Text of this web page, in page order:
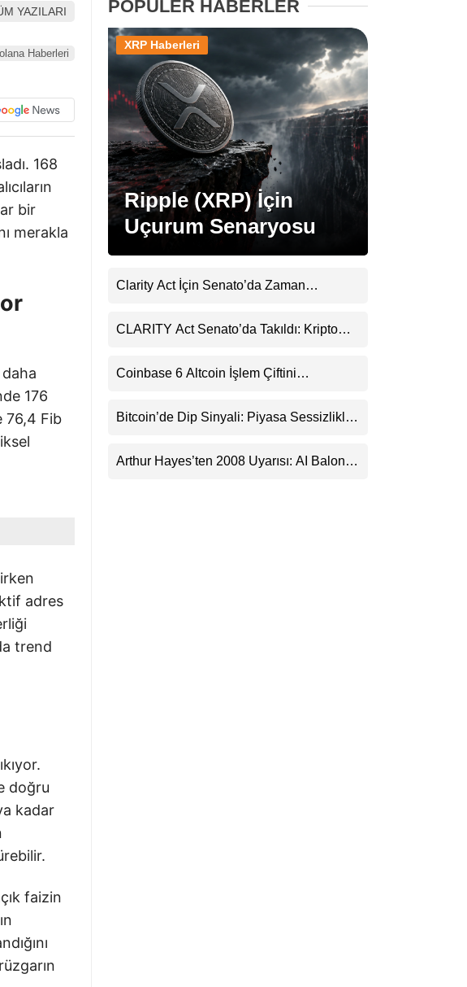
Stablecoin Haberleri
Facebook
Instagram
Pinterest
Telegram
YAZILARI
Haberleri
168
bir
merakla
176
76,4 Fib
adres
trend
doğru
kadar
faizin
POPÜLER HABERLER
Ripple (XRP) İçin
Uçurum Senaryosu
XRP Haberleri
Clarity Act İçin Senato’da Zaman
CLARITY Act Senato’da Takıldı: Kripto
Coinbase 6 Altcoin İşlem Çiftini
Bitcoin’de Dip Sinyali: Piyasa Sessizlikle
Arthur Hayes’ten 2008 Uyarısı: AI Balonu